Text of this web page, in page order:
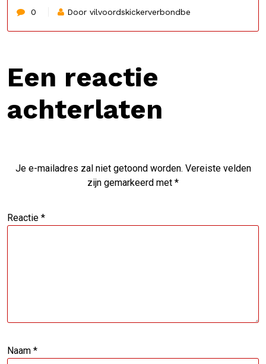
0 Door vilvoordskickerverbondbe
Een reactie
achterlaten
Je e-mailadres zal niet getoond worden. Vereiste velden
zijn gemarkeerd met *
Reactie *
Naam *